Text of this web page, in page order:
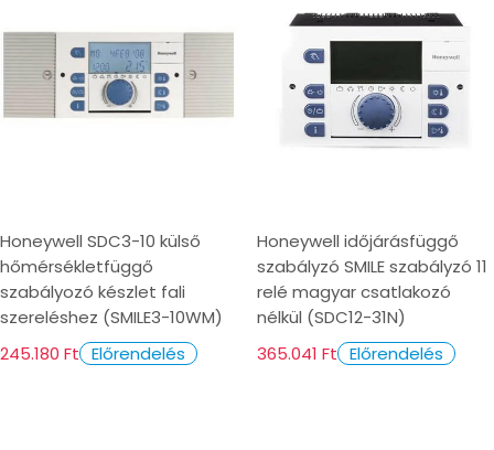
Honeywell SDC3-10 külső
hőmérsékletfüggő
szabályozó készlet fali
szereléshez (SMILE3-10WM)
245.180 Ft Előrendelés
Honeywell időjárásfüggő
szabályzó SMILE szabályzó 11
relé magyar csatlakozó
nélkül (SDC12-31N)
365.041 Ft Előrendelés